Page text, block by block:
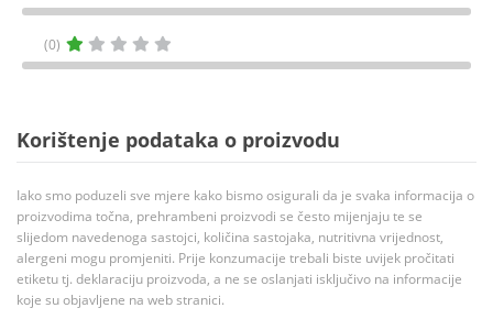
(0)
Korištenje podataka o proizvodu
Iako smo poduzeli sve mjere kako bismo osigurali da je svaka informacija o
proizvodima točna, prehrambeni proizvodi se često mijenjaju te se
slijedom navedenoga sastojci, količina sastojaka, nutritivna vrijednost,
alergeni mogu promjeniti. Prije konzumacije trebali biste uvijek pročitati
etiketu tj. deklaraciju proizvoda, a ne se oslanjati isključivo na informacije
koje su objavljene na web stranici.